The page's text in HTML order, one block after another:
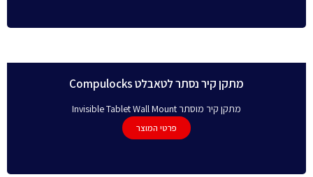
מתקן קיר נסתר לטאבלט Compulocks
מתקן קיר מוסתר Invisible Tablet Wall Mount
פרטי המוצר